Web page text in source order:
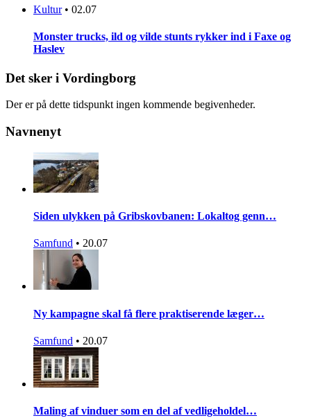
Kultur • 02.07
Monster trucks, ild og vilde stunts rykker ind i Faxe og
Haslev
Det sker i Vordingborg
Der er på dette tidspunkt ingen kommende begivenheder.
Navnenyt
Siden ulykken på Gribskovbanen: Lokaltog genn…
Samfund • 20.07
Ny kampagne skal få flere praktiserende læger…
Samfund • 20.07
Maling af vinduer som en del af vedligeholdel…